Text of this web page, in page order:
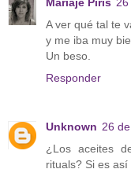
A ver qué tal te
y me iba muy
Un beso.
Responder
Unknown 26
¿Los aceites
rituals? Si es